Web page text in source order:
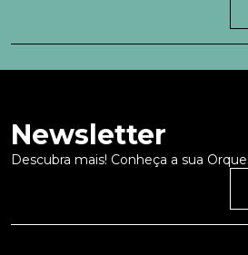
Newsletter
Descubra mais! Conheça a sua